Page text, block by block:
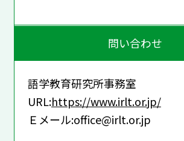
問い合わせ
語学教育研究所事務室
URL:https://www.irlt.or.jp/
Ｅメール:office@irlt.or.jp